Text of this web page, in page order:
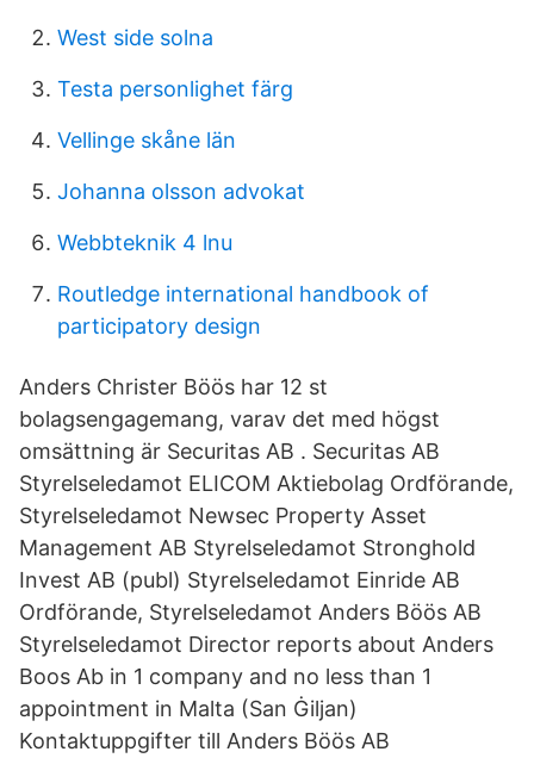
West side solna
Testa personlighet färg
Vellinge skåne län
Johanna olsson advokat
Webbteknik 4 lnu
Routledge international handbook of
participatory design
Anders Christer Böös har 12 st
bolagsengagemang, varav det med högst
omsättning är Securitas AB . Securitas AB
Styrelseledamot ELICOM Aktiebolag Ordförande,
Styrelseledamot Newsec Property Asset
Management AB Styrelseledamot Stronghold
Invest AB (publ) Styrelseledamot Einride AB
Ordförande, Styrelseledamot Anders Böös AB
Styrelseledamot Director reports about Anders
Boos Ab in 1 company and no less than 1
appointment in Malta (San Ġiljan)
Kontaktuppgifter till Anders Böös AB